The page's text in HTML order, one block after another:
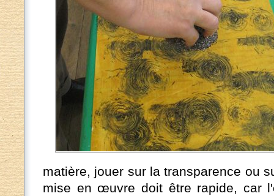
matière, jouer sur la transparence ou
mise en œuvre doit être rapide, car